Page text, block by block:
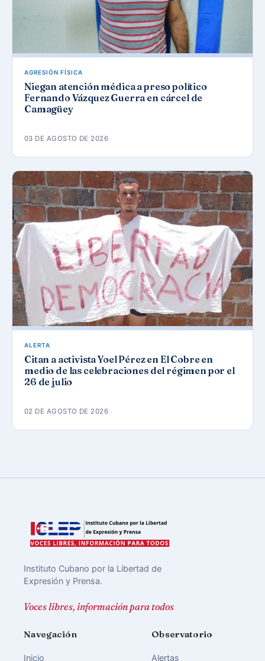
AGRESIÓN FÍSICA
Niegan atención médica a preso político
Fernando Vázquez Guerra en cárcel de
Camagüey
03 DE AGOSTO DE 2026
ALERTA
Citan a activista Yoel Pérez en El Cobre en
medio de las celebraciones del régimen por el
26 de julio
02 DE AGOSTO DE 2026
Instituto Cubano por la Libertad de
Expresión y Prensa.
Voces libres, información para todos
Navegación
Inicio
Observatorio
Alertas